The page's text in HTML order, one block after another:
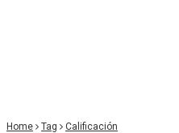
Home Tag Calificación